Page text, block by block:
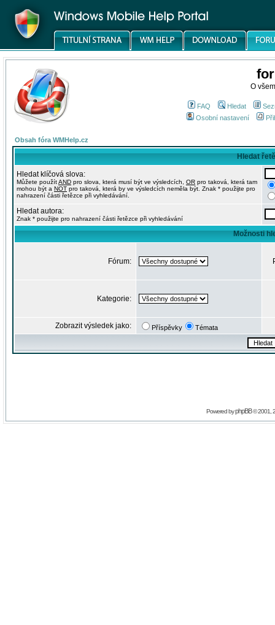
O
FAQ Hledat
Osobní nastavení
Obsah fóra WMHelp.cz
Hledat
Hledat klíčová slova:
Můžete použítAND pro slova, která musí být ve výsledcích, OR pro taková, která tam
mohou být a NOT pro taková, která by ve výsledcích neměla být. Znak * použijte pro
nahrazení části řetězce při vyhledávání.
Hledat autora:
Znak * použijte pro nahrazení části řetězce při vyhledávání
Možnosti
Fórum:
Kategorie:
Zobrazit výsledek jako: Příspěvky Témata
Powered byphpBB© 2001,